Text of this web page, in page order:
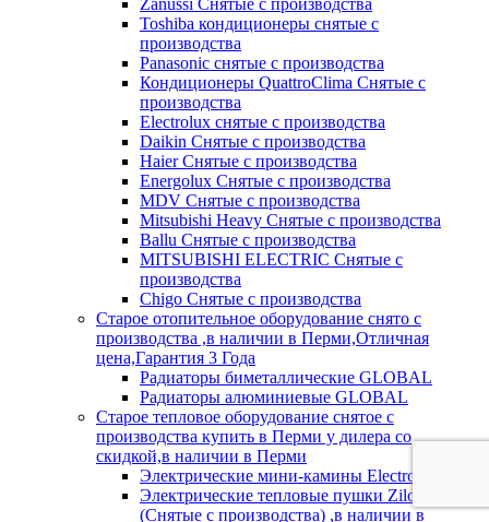
Toshiba кондиционеры снятые с
производства
Panasonic снятые с производства
Кондиционеры QuattroClima Снятые с
производства
Electrolux снятые с производства
Daikin Снятые с производства
Haier Снятые с производства
Energolux Снятые с производства
MDV Снятые с производства
Mitsubishi Heavy Снятые с производства
Ballu Снятые с производства
MITSUBISHI ELECTRIC Снятые с
производства
Chigo Снятые с производства
Старое отопительное оборудование снято с
производства ,в наличии в Перми,Отличная
цена,Гарантия 3 Года
Радиаторы биметаллические GLOBAL
Радиаторы алюминиевые GLOBAL
Старое тепловое оборудование снятое с
производства купить в Перми у дилера со
скидкой,в наличии в Перми
Электрические мини-камины Electrolux
Электрические тепловые пушки Zilon
(Снятые с производства) ,в наличии в